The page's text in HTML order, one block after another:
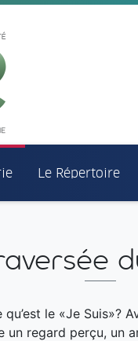
Le Répertoire
qu’est le «Je Suis»?
un regard perçu, un